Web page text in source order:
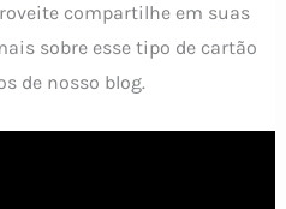
compartilhe em suas
sobre esse tipo de cartão
de nosso blog.